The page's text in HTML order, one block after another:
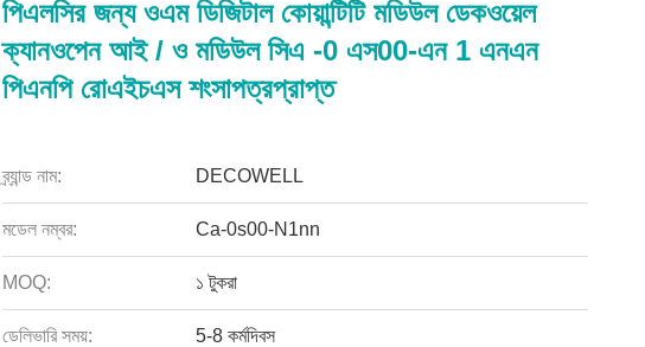
পিএলসির জন্য ওএম ডিজিটাল কোয়ান্টিটি মডিউল ডেকওয়েল
ক্যানওপেন আই / ও মডিউল সিএ -0 এস00-এন 1 এনএন
পিএনপি রোএইচএস শংসাপত্রপ্রাপ্ত
ব্র্যান্ড নাম: DECOWELL
মডেল নম্বর: Ca-0s00-N1nn
MOQ: ১ টুকরা
ডেলিভারি সময়: 5-8 কর্মদিবস